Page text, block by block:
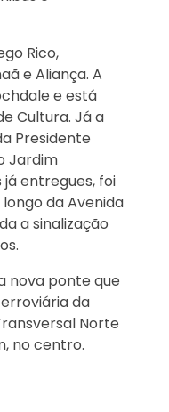
Rico,
e Aliança. A
e está
Cultura. Já a
Presidente
Jardim
entregues, foi
da Avenida
a sinalização
nova ponte que
da
Norte
no centro.